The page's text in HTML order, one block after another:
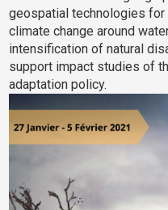
geospatial technologies
climate change around
intensification of natural
support impact studies of
adaptation policy.